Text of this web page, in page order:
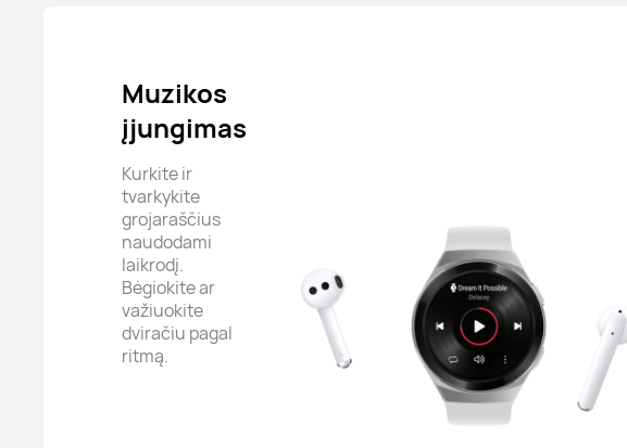
Muzikos
įjungimas
Kurkite ir
tvarkykite
grojaraščius
naudodami
laikrodį.
Bėgiokite ar
važiuokite
dviračiu pagal
ritmą.